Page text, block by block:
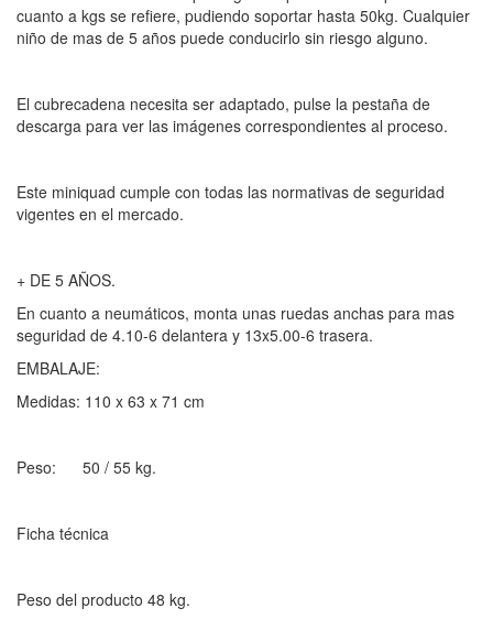
cuanto a kgs se refiere, pudiendo soportar hasta 50kg. Cualquier
niño de mas de 5 años puede conducirlo sin riesgo alguno.
El cubrecadena necesita ser adaptado, pulse la pestaña de
descarga para ver las imágenes correspondientes al proceso.
Este miniquad cumple con todas las normativas de seguridad
vigentes en el mercado.
+ DE 5 AÑOS.
En cuanto a neumáticos, monta unas ruedas anchas para mas
seguridad de 4.10-6 delantera y 13x5.00-6 trasera.
EMBALAJE:
Medidas: 110 x 63 x 71 cm
Peso: 50 / 55 kg.
Ficha técnica
Peso del producto 48 kg.